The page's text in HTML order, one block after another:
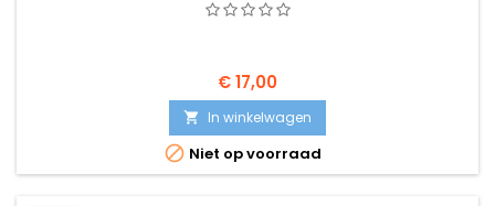
€ 17,00
 In winkelwagen
 Niet op voorraad